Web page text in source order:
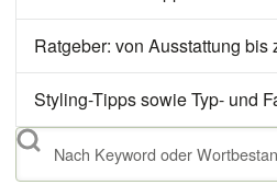
Ratgeber: von Ausstattung bis
Styling-Tipps sowie Typ- und
Suche